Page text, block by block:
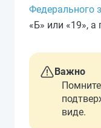
Федерального
«Б» или «19»,
Важно
виде.